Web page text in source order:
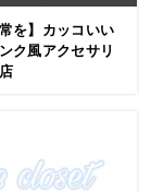
を】カッコいい
ク風アクセサリ